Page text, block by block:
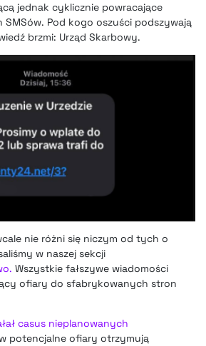
jednak cyklicznie powracające
SMSów. Pod kogo oszuści podszywają
brzmi: Urząd Skarbowy.
nie różni się niczym od tych o
w naszej sekcji
Wszystkie fałszywe wiadomości
ofiary do sfabrykowanych stron
casus nieplanowanych
potencjalne ofiary otrzymują